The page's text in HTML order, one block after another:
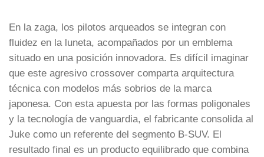
En la zaga, los pilotos arqueados se integran con
fluidez en la luneta, acompañados por un emblema
situado en una posición innovadora. Es difícil imaginar
que este agresivo crossover comparta arquitectura
técnica con modelos más sobrios de la marca
japonesa. Con esta apuesta por las formas poligonales
y la tecnología de vanguardia, el fabricante consolida al
Juke como un referente del segmento B-SUV. El
resultado final es un producto equilibrado que combina